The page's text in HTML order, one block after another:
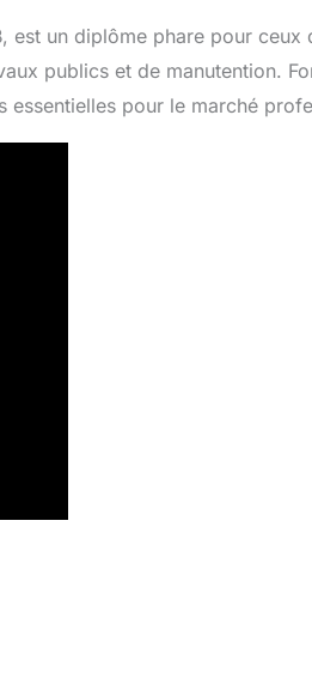
est un diplôme phare pour ceux
publics et de manutention.
pour le marché